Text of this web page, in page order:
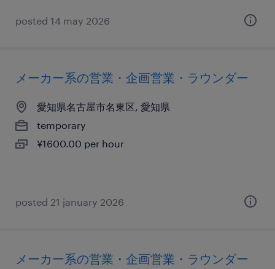
posted 14 may 2026
メーカー系の営業・企画営業・ラウンダー
愛知県名古屋市名東区, 愛知県
temporary
¥1600.00 per hour
posted 21 january 2026
メーカー系の営業・企画営業・ラウンダー